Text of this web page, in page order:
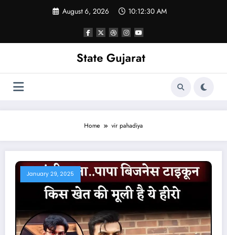
August 6, 2026 10:12:31 AM
State Gujarat
Home vir pahadiya
January 29, 2025